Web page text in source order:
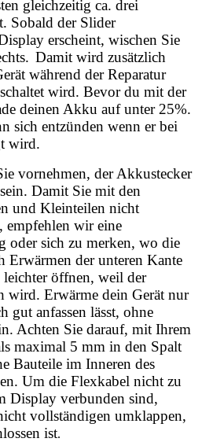
gleichzeitig ca. drei
Sobald der Slider
erscheint, wischen Sie
Damit wird zusätzlich
während der Reparatur
wird. Bevor du mit der
deinen Akku auf unter 25%.
sich entzünden wenn er bei
wird.
vornehmen, der Akkustecker
Damit Sie mit den
und Kleinteilen nicht
empfehlen wir eine
oder sich zu merken, wo die
Erwärmen der unteren Kante
leichter öffnen, weil der
wird. Erwärme dein Gerät nur
gut anfassen lässt, ohne
Achten Sie darauf, mit Ihrem
maximal 5 mm in den Spalt
Bauteile im Inneren des
Um die Flexkabel nicht zu
Display verbunden sind,
vollständigen umklappen,
ist.